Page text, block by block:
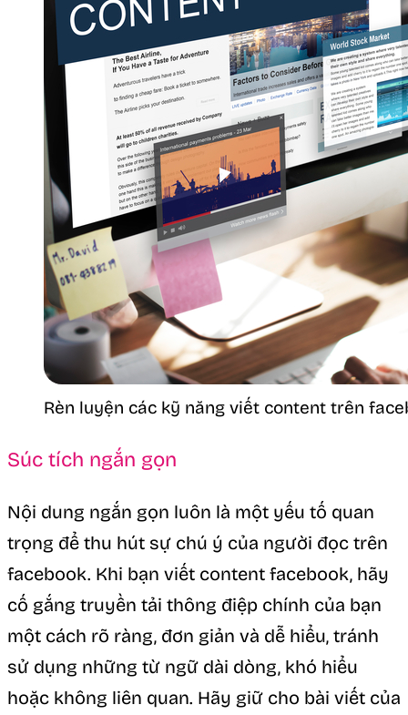
Rèn luyện các kỹ năng viết content trên
Súc tích ngắn gọn
Nội dung ngắn gọn luôn là một yếu tố quan
trọng để thu hút sự chú ý của người đọc trên
facebook. Khi bạn viết content facebook, hãy
cố gắng truyền tải thông điệp chính của bạn
một cách rõ ràng, đơn giản và dễ hiểu, tránh
sử dụng những từ ngữ dài dòng, khó hiểu
hoặc không liên quan. Hãy giữ cho bài viết của